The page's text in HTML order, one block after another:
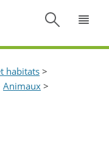
habitats >
Animaux >